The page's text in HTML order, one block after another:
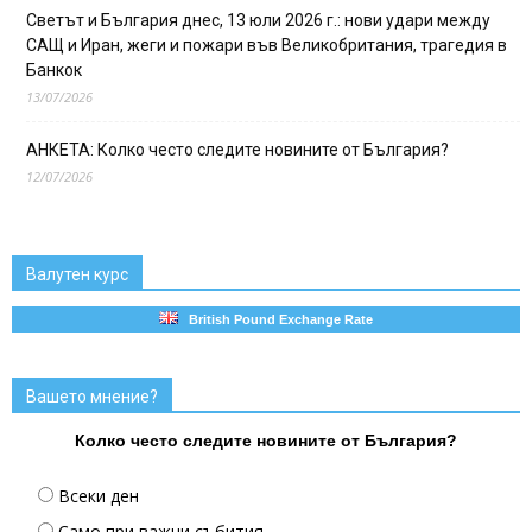
Светът и България днес, 13 юли 2026 г.: нови удари между
САЩ и Иран, жеги и пожари във Великобритания, трагедия в
Банкок
13/07/2026
АНКЕТА: Колко често следите новините от България?
12/07/2026
Валутен курс
British Pound Exchange Rate
Вашето мнение?
Колко често следите новините от България?
Всеки ден